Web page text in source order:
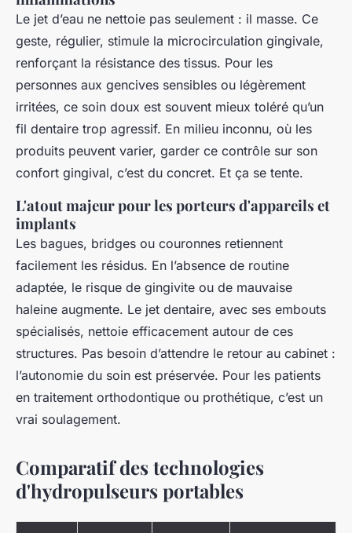
Le jet d’eau ne nettoie pas seulement : il masse. Ce
geste, régulier, stimule la microcirculation gingivale,
renforçant la résistance des tissus. Pour les
personnes aux gencives sensibles ou légèrement
irritées, ce soin doux est souvent mieux toléré qu’un
fil dentaire trop agressif. En milieu inconnu, où les
produits peuvent varier, garder ce contrôle sur son
confort gingival, c’est du concret. Et ça se tente.
L'atout majeur pour les porteurs d'appareils et
implants
Les bagues, bridges ou couronnes retiennent
facilement les résidus. En l’absence de routine
adaptée, le risque de gingivite ou de mauvaise
haleine augmente. Le jet dentaire, avec ses embouts
spécialisés, nettoie efficacement autour de ces
structures. Pas besoin d’attendre le retour au cabinet :
l’autonomie du soin est préservée. Pour les patients
en traitement orthodontique ou prothétique, c’est un
vrai soulagement.
Comparatif des technologies
d'hydropulseurs portables